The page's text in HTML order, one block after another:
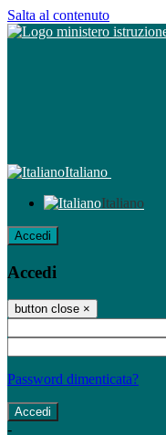
Salta al contenuto
Italiano
Italiano
Accedi
Accedi
button close ×
Password dimenticata?
-